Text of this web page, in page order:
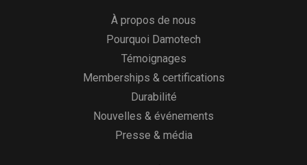
À propos de nous
Pourquoi Damotech
Témoignages
Memberships & certifications
Durabilité
Nouvelles & événements
Presse & média